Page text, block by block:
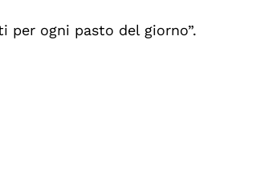
per ogni pasto del giorno”.